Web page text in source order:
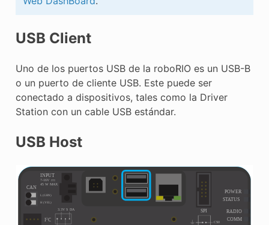
USB Client
Uno de los puertos USB de la roboRIO es un USB-B
o un puerto de cliente USB. Este puede ser
conectado a dispositivos, tales como la Driver
Station con un cable USB estándar.
USB Host